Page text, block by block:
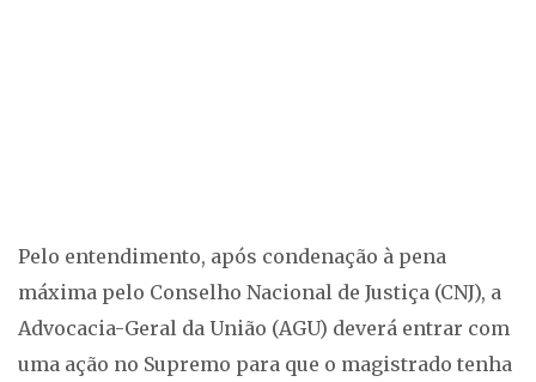
Pelo entendimento, após condenação à pena
máxima pelo Conselho Nacional de Justiça (CNJ), a
Advocacia-Geral da União (AGU) deverá entrar com
uma ação no Supremo para que o magistrado tenha